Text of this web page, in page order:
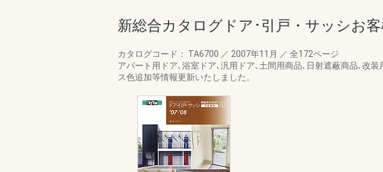
新総合カタログドア･引戸・サッシお客
カタログコード： TA6700 ／ 2007年11月 ／ 全172ページ
アパート用ドア､浴室ドア､汎用ドア､土間用商品､日射遮蔽商品､改
ス色追加等情報更新いたしました。